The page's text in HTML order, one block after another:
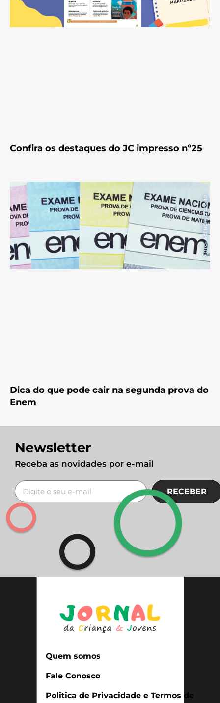
Confira os destaques do JC impresso nº25
Dica do que pode cair na segunda prova do
Enem
Newsletter
Receba as novidades por e-mail
RECEBER
Quem somos
Fale Conosco
Politica de Privacidade e Termos de